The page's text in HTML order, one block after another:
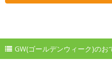
GW(ゴールデンウィーク)のお